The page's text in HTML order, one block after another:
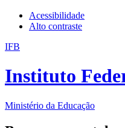
Acessibilidade
Alto contraste
IFB
Instituto
Ministério da Educação